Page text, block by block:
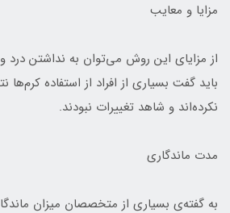
مزایا و معایب
از مزایای این روش می‌توان به نداشتن درد و
باید گفت بسیاری از افراد از استفاده‌
نکرده‌اند و شاهد تغییرات نبودند.
مدت ماندگاری
به گفته‌ی بسیاری از متخصصان میزان